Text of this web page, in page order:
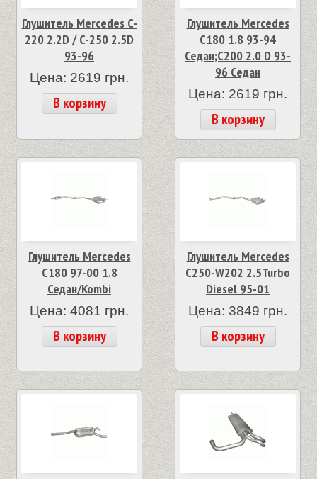
Глушитель Mercedes C-
220 2.2D / C-250 2.5D
93-96
Цена: 2619 грн.
В корзину
Глушитель Mercedes
C180 1.8 93-94
Седан;C200 2.0 D 93-
96 Седан
Цена: 2619 грн.
В корзину
Глушитель Mercedes
C180 97-00 1.8
Седан/Kombi
Цена: 4081 грн.
В корзину
Глушитель Mercedes
C250-W202 2.5Turbo
Diesel 95-01
Цена: 3849 грн.
В корзину